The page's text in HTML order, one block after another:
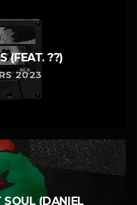
(FEAT. ??)
2023
SOUL (DANIEL